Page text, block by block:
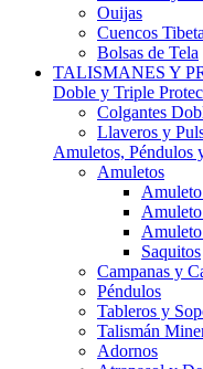
Ouijas
Cuencos
Bolsas de Tela
TALISMANES Y
Doble y Triple
Colgantes
Llaveros y
Amuletos, Péndulos
Amuletos
Saquitos
Campanas y
Péndulos
Tableros y
Talismán
Adornos